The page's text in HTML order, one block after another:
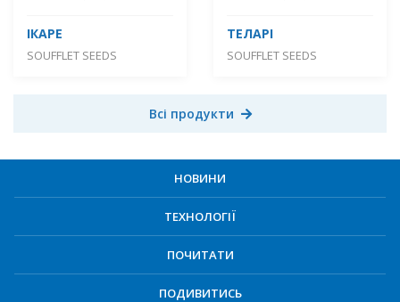
ІКАРЕ
SOUFFLET SEEDS
ТЕЛАРІ
SOUFFLET SEEDS
Всі продукти
НОВИНИ
ТЕХНОЛОГІЇ
ПОЧИТАТИ
ПОДИВИТИСЬ